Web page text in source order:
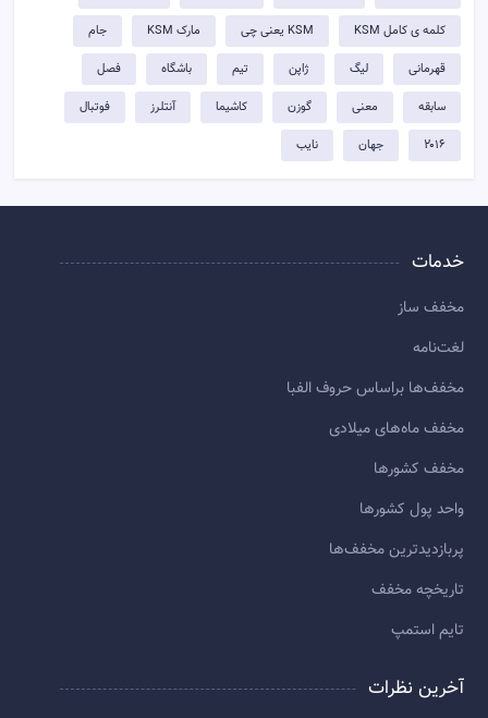
کلمه ی کامل KSM KSM یعنی چی مارک KSM جام
قهرمانی لیگ ژاپن تیم باشگاه فصل
سابقه معنی گوزن کاشیما آنتلرز فوتبال
۲۰۱۶ جهان نایب
خدمات
مخفف ساز
لغت‌نامه
مخفف‌ها براساس حروف الفبا
مخفف ماه‌های میلادی
مخفف کشورها
واحد پول کشورها
پربازديدترين مخفف‌ها
تاريخچه مخفف
تایم استمپ
آخرین نظرات